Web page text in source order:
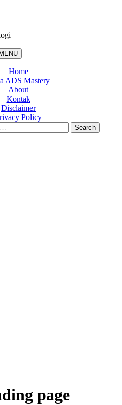
MENU
Home
ADS Mastery
About
Kontak
Disclaimer
Policy
page